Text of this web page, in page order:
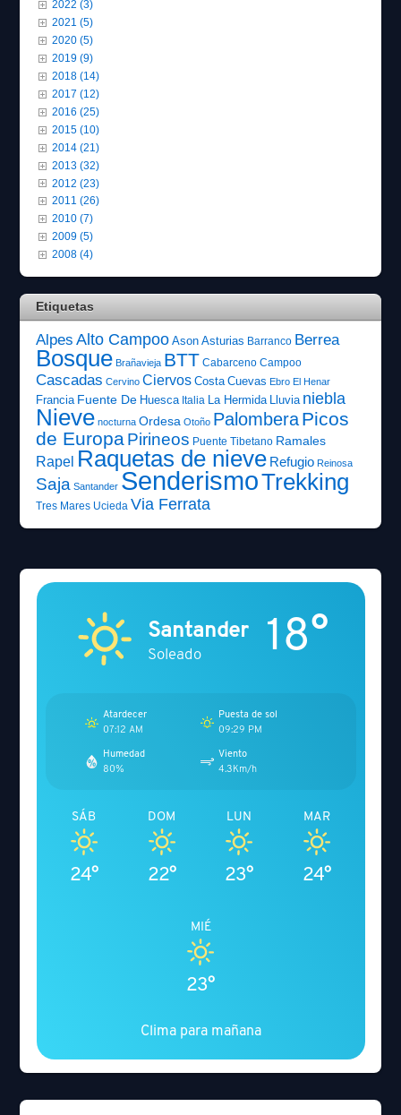
2022 (3)
2021 (5)
2020 (5)
2019 (9)
2018 (14)
2017 (12)
2016 (25)
2015 (10)
2014 (21)
2013 (32)
2012 (23)
2011 (26)
2010 (7)
2009 (5)
2008 (4)
Etiquetas
Alpes Alto Campoo Ason Asturias Barranco Berrea
Bosque Brañavieja BTT Cabarceno Campoo
Cascadas Cervino Ciervos Costa Cuevas Ebro El Henar
Francia Fuente De Huesca Italia La Hermida Lluvia niebla
Nieve nocturna Ordesa Otoño PalomberaPicos
de EuropaPirineos Puente Tibetano Ramales
Rapel Raquetas de nieve Refugio Reinosa
Saja Santander SenderismoTrekking
Tres Mares Ucieda Via Ferrata
Santander
Soleado 18°
Atardecer
07:12 AM
Puesta de sol
09:29 PM
Humedad
80%
Viento
4.3Km/h
SÁB
24°
DOM
22°
LUN
23°
MAR
24°
MIÉ
23°
Clima para mañana